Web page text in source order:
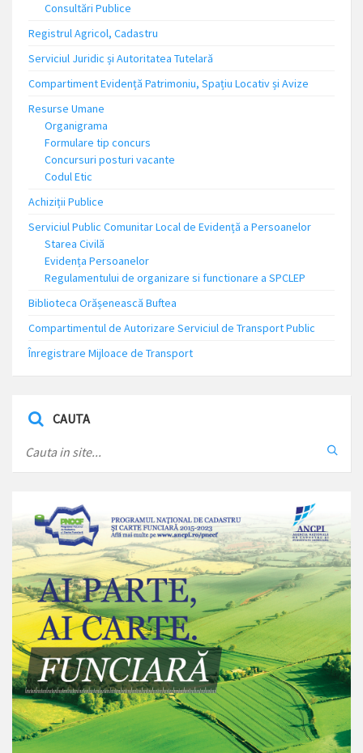
Consultări Publice
Registrul Agricol, Cadastru
Serviciul Juridic și Autoritatea Tutelară
Compartiment Evidență Patrimoniu, Spațiu Locativ și Avize
Resurse Umane
Organigrama
Formulare tip concurs
Concursuri posturi vacante
Codul Etic
Achiziții Publice
Serviciul Public Comunitar Local de Evidență a Persoanelor
Starea Civilă
Evidența Persoanelor
Regulamentului de organizare si functionare a SPCLEP
Biblioteca Orășenească Buftea
Compartimentul de Autorizare Serviciul de Transport Public
Înregistrare Mijloace de Transport
CAUTA